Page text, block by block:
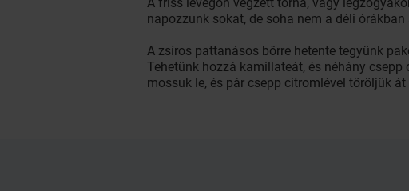
A friss levegőn végzett torna, vagy
napozzunk sokat, de soha nem a déli órákban
A zsíros pattanásos bőrre hetente tegyünk
Tehetünk hozzá kamillateát, és néhány
mossuk le, és pár csepp citromlével töröljük